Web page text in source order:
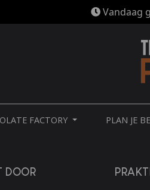
Vandaag
FACTORY PLAN JE
DOOR